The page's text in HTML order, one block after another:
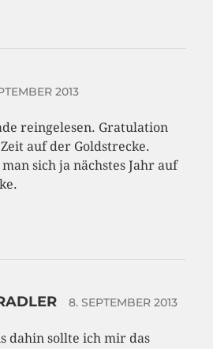
2013
reingelesen. Gratulation
auf der Goldstrecke.
sich ja nächstes Jahr auf
8. SEPTEMBER 2013
dahin sollte ich mir das